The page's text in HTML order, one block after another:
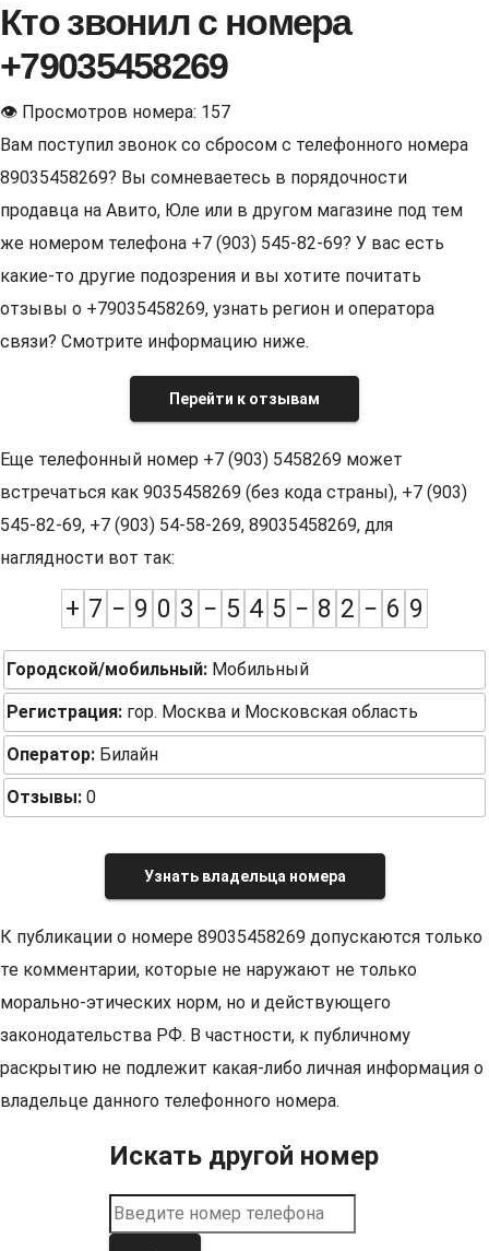
Кто звонил с номера
+79035458269
👁 Просмотров номера: 157
Вам поступил звонок со сбросом с телефонного номера
89035458269? Вы сомневаетесь в порядочности
продавца на Авито, Юле или в другом магазине под тем
же номером телефона +7 (903) 545-82-69? У вас есть
какие-то другие подозрения и вы хотите почитать
отзывы о +79035458269, узнать регион и оператора
связи? Смотрите информацию ниже.
Перейти к отзывам
Еще телефонный номер +7 (903) 5458269 может
встречаться как 9035458269 (без кода страны), +7 (903)
545-82-69, +7 (903) 54-58-269, 89035458269, для
наглядности вот так:
+ 7 − 9 0 3 − 5 4 5 − 8 2 − 6 9
Городской/мобильный: Мобильный
Регистрация: гор. Москва и Московская область
Оператор: Билайн
Отзывы: 0
Узнать владельца номера
К публикации о номере 89035458269 допускаются только
те комментарии, которые не наружают не только
морально-этических норм, но и действующего
законодательства РФ. В частности, к публичному
раскрытию не подлежит какая-либо личная информация о
владельце данного телефонного номера.
Искать другой номер